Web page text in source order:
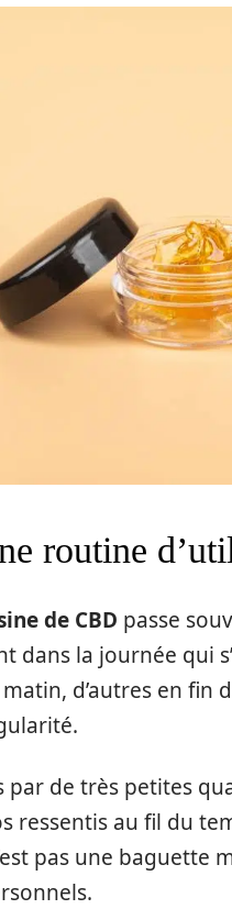
routine
de CBD passe
dans la journée qui
d’autres en fin
par de très petites
ressentis au fil du
pas une